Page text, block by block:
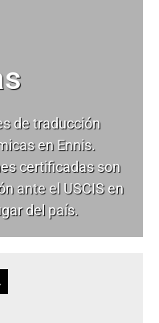
detraducción
en Ennis.
certificadas son
ante el USCIS en
del país.